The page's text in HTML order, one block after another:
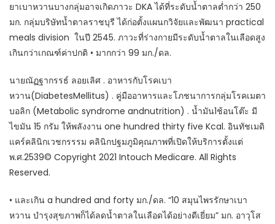
ยาเบาหวานบางกลุ่มอาจเกิดภาวะ DKA ได้ที่ระดับน้ำตาลต่ำกว่า 250
มก. กลุ่มบริษัทน้ำตาลราชบุรี ได้ก่อตั้งแผนกวิจัยและพัฒนา practical
meals division ในปี 2545. ภาวะที่ร่างกายมีระดับน้ำตาลในเลือดสูง
เกินกว่าเกณฑ์ค่าปกติ • มากกว่า 99 มก./ดล.
นายณัฏฐากรรธ์ ลอยเลิศ . อาหารกับโรคเบา
หวาน(DiabetesMellitus) . คู่มืออาหารและโภชนาการกลุ่มโรคเมตา
บอลิก (Metabolic syndrome andnutrition) . น้ำมัน1ช้อนโต๊ะ มี
ไขมัน 15 กรัม ให้พลังงาน one hundred thirty five Kcal. อินทัชเมดิ
แคร์คลินิกเวชกรรรม คลินิกปฐมภูมิคุณภาพที่เปิดให้บริการตั้งแต่
พ.ศ.2539© Copyright 2021 Intouch Medicare. All Rights
Reserved.
• และเกิน a hundred and forty มก./ดล. “10 สมุนไพรรักษาเบา
หวาน บำรุงสุขภาพก็ได้ลดน้ำตาลในเลือดได้อย่างดีเยี่ยม” มก. อาวุโส